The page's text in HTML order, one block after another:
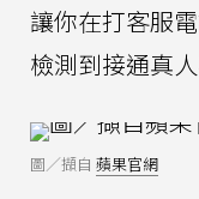
讓你在打客服
檢測到接通真
圖／擷自 蘋果官網